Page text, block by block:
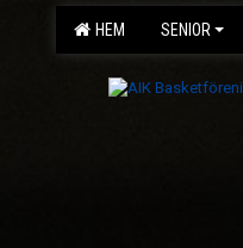
HEM SENIOR